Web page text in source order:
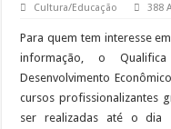
Cultura/Educação 388
Para quem tem interesse
informação, o
Desenvolvimento
cursos profissionalizantes
ser realizadas até o dia